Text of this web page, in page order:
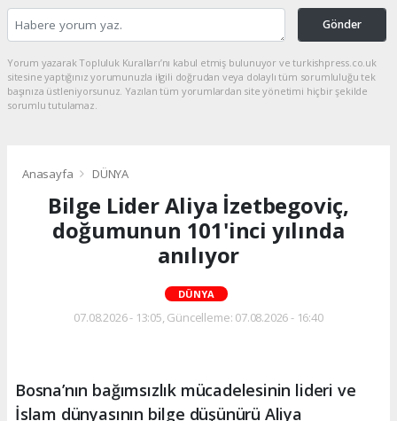
Gönder
Yorum yazarak Topluluk Kuralları’nı kabul etmiş bulunuyor ve turkishpress.co.uk
sitesine yaptığınız yorumunuzla ilgili doğrudan veya dolaylı tüm sorumluluğu tek
başınıza üstleniyorsunuz. Yazılan tüm yorumlardan site yönetimi hiçbir şekilde
sorumlu tutulamaz.
Anasayfa DÜNYA
Bilge Lider Aliya İzetbegoviç,
doğumunun 101'inci yılında
anılıyor
DÜNYA
07.08.2026 - 13:05, Güncelleme: 07.08.2026 - 16:40
Bosna’nın bağımsızlık mücadelesinin lideri ve
İslam dünyasının bilge düşünürü Aliya